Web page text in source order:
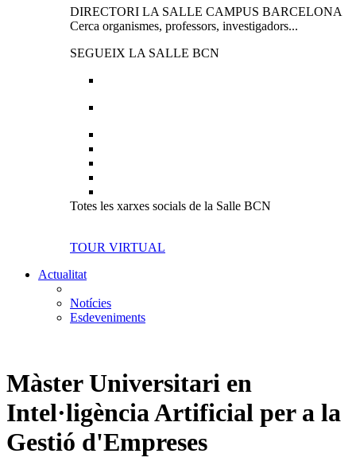
DIRECTORI LA SALLE CAMPUS BARCELONA
Cerca organismes, professors, investigadors...
SEGUEIX LA SALLE BCN
Totes les xarxes socials de la Salle BCN
TOUR VIRTUAL
Actualitat
Notícies
Esdeveniments
Màster Universitari en
Intel·ligència Artificial per a la
Gestió d'Empreses